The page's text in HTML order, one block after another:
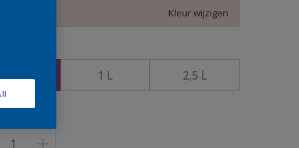
Kleur wijzigen
0,5 L 1 L 2,5 L